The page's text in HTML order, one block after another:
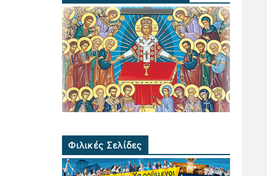
Φιλικές Σελίδες